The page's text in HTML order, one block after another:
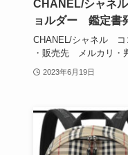
CHANEL/シャネ
ョルダー 鑑定書
CHANEL/シャネル
・販売先 メルカリ
2023年6月19日